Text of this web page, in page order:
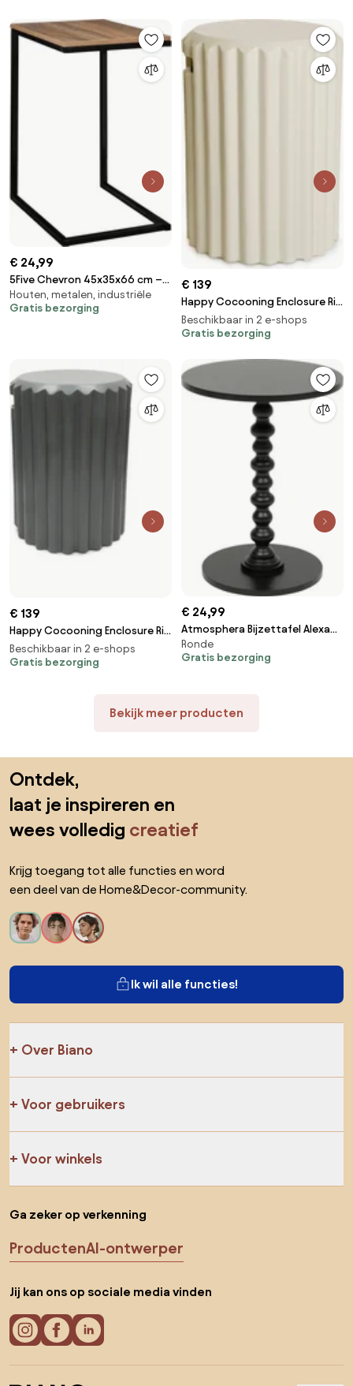
€ 24,99
5Five Chevron 45x35x66 cm –
Bijzettafel – Hout/metaal –
Lichtbruin/zwart – Compact
Houten, metalen, industriële
Gratis bezorging
€ 139
Happy Cocooning Enclosure Rib
Bijzettafel - Oyster Beige -
Composiet
Beschikbaar in 2 e-shops
Gratis bezorging
€ 139
Happy Cocooning Enclosure Rib
Bijzettafel - Smokey Anthracite
- Composiet
Beschikbaar in 2 e-shops
Gratis bezorging
€ 24,99
Atmosphera Bijzettafel Alexa
diameter 38xH50 cm – Zwart –
MDF – Ronde Plantenverhoger /
Ronde
Gratis bezorging
Bekijk meer producten
Ontdek,
laat je inspireren en
wees volledig creatief
Krijg toegang tot alle functies en word
een deel van de Home&Decor-community.
Ik wil alle functies!
Over Biano
Voor gebruikers
Voor winkels
Ga zeker op verkenning
ProductenAI-ontwerper
Jij kan ons op sociale media vinden